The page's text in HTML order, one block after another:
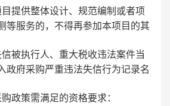
提供整体设计、规范编制或者项
等服务的，不得再参加本项目的其
被执行人、重大税收违法案件当
政府采购严重违法失信行为记录名
政策需满足的资格要求：